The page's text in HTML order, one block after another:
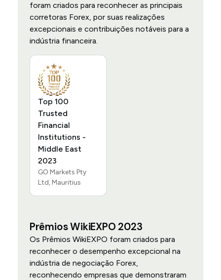
foram criados para reconhecer as principais
corretoras Forex, por suas realizações
excepcionais e contribuições notáveis para a
indústria financeira.
Top 100
Trusted
Financial
Institutions -
Middle East
2023
GO Markets Pty
Ltd, Mauritius
Prêmios WikiEXPO 2023
Os Prêmios WikiEXPO foram criados para
reconhecer o desempenho excepcional na
indústria de negociação Forex,
reconhecendo empresas que demonstraram